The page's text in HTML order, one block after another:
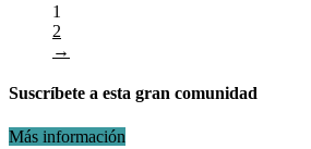
1
2
→
Suscríbete a esta gran comunidad
Más información